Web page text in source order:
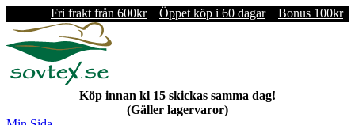
Fri frakt från 600kr Öppet köp i 60 dagar Bonus 100kr
Köp innan kl 15 skickas samma dag!
(Gäller lagervaror)